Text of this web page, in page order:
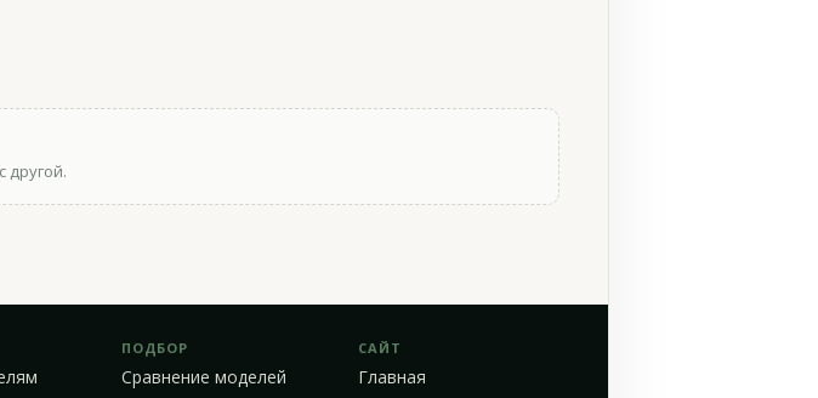
другой.
ПОДБОР
Сравнение моделей
САЙТ
Главная